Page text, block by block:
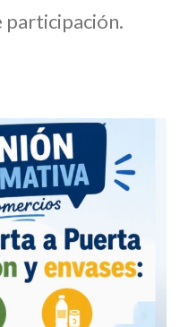
participación.